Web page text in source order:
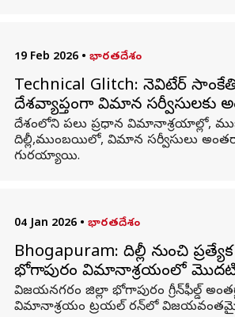
19 Feb 2026 • భారతదేశం
Technical Glitch: నెవిటేర్
దేశవ్యాప్తంగా విమాన సర్వీసులకు
దేశంలోని పలు ప్రధాన విమానాశ్రయాల్లో,
దిల్లీ,ముంబయిలో, విమాన సర్వీసులు
గురయ్యాయి.
04 Jan 2026 • భారతదేశం
Bhogapuram: దిల్లీ నుంచి
భోగాపురం విమానాశ్రయంలో మొదటి
విజయనగరం జిల్లా భోగాపురం గ్రీన్‌ఫీల్డ్
విమానాశ్రయం ట్రయల్ రన్‌లో